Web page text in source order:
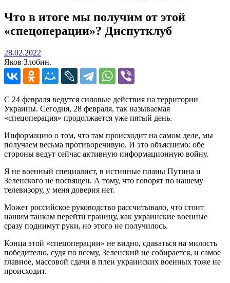
Что в итоге мы получим от этой
«спецоперации»? Диспутклуб
28.02.2022
Яков Злобин.
С 24 февраля ведутся силовые действия на территории
Украины. Сегодня, 28 февраля, так называемая
«спецоперация» продолжается уже пятый день.
Информацию о том, что там происходит на самом деле, мы
получаем весьма противоречивую. И это объяснимо: обе
стороны ведут сейчас активную информационную войну.
Я не военный специалист, в истинные планы Путина и
Зеленского не посвящен. А тому, что говорят по нашему
телевизору, у меня доверия нет.
Может российское руководство рассчитывало, что стоит
нашим танкам перейти границу, как украинские военные
сразу поднимут руки, но этого не получилось.
Конца этой «спецоперации» не видно, сдаваться на милость
победителю, судя по всему, Зеленский не собирается, и самое
главное, массовой сдачи в плен украинских военных тоже не
происходит.